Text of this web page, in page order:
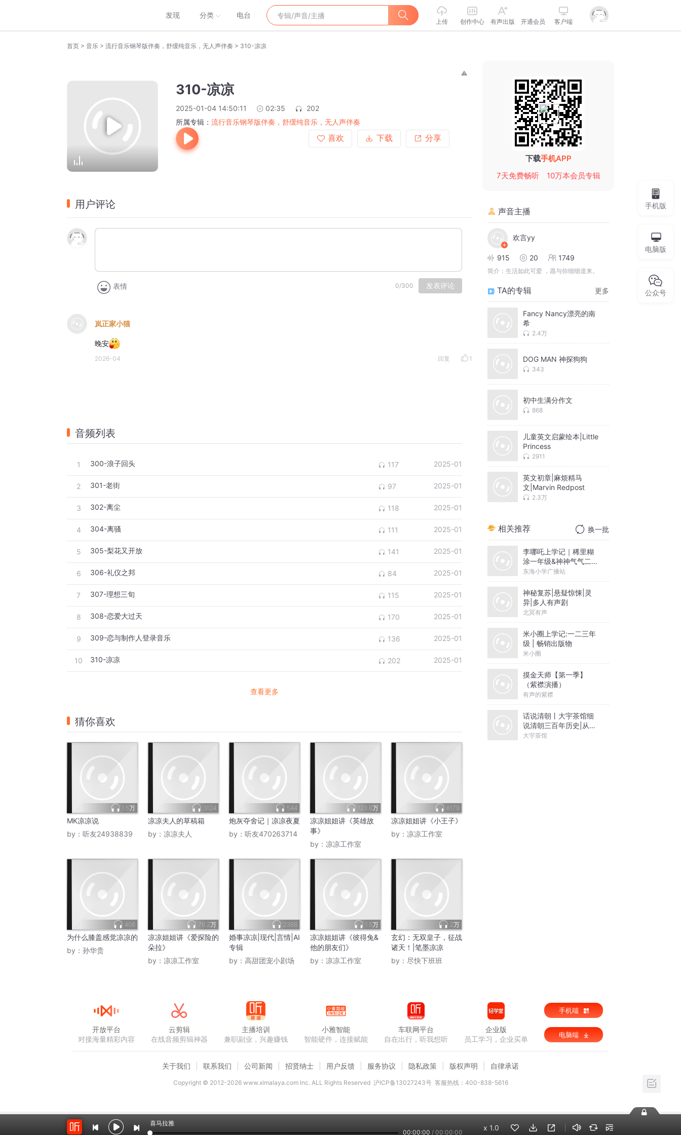
发现 分类 电台
上传 创作中心 有声出版 开通会员 客户端
首页 > 音乐 > 流行音乐钢琴版伴奏，舒缓纯音乐，无人声伴奏 > 310-凉凉
310-凉凉
2025-01-04 14:50:11 02:35
202
所属专辑： 流行音乐钢琴版伴奏，舒缓纯音乐，无人声伴奏
喜欢
下载 分享
用户评论
表情 0/300 发表评论
岚正家小猫
晚安
2026-04 回复 1
音频列表
1 300-浪子回头 117 2025-01
2 301-老街 97 2025-01
3 302-离尘 118 2025-01
4 304-离骚 111 2025-01
5 305-梨花又开放 141 2025-01
6 306-礼仪之邦 84 2025-01
7 307-理想三旬 115 2025-01
8 308-恋爱大过天 170 2025-01
9 309-恋与制作人登录音乐 136 2025-01
10 310-凉凉 202 2025-01
查看更多
猜你喜欢
1.5万
MK凉凉说
by： 听友24938839
3124
凉凉夫人的草稿箱
by： 凉凉夫人
544
炮灰夺舍记｜凉凉夜夏
by： 听友470263714
123.8万
凉凉姐姐讲《英雄故
事》
by： 凉凉工作室
8179
凉凉姐姐讲《小王子》
by： 凉凉工作室
406
为什么膝盖感觉凉凉的
by： 孙华贵
76.2万
凉凉姐姐讲《爱探险的
朵拉》
by： 凉凉工作室
2388
婚事凉凉|现代|言情|AI
专辑
by： 高甜团宠小剧场
1.5万
凉凉姐姐讲《彼得兔&
他的朋友们》
by： 凉凉工作室
2万
玄幻：无双皇子，征战
诸天！|笔墨凉凉
by： 尽快下班班
下载手机APP
7天免费畅听
10万本会员专辑
声音主播
欢言yy
915 20 1749
简介： 生活如此可爱 ，愿与你细细道来。
TA的专辑 更多
Fancy Nancy漂亮的南
希
2.4万
DOG MAN 神探狗狗
343
初中生满分作文
868
儿童英文启蒙绘本|Little
Princess
2911
英文初章|麻烦精马
文|Marvin Redpost
2.3万
相关推荐 换一批
李哪吒上学记｜稀里糊
涂一年级&神神气气二年
级
东海小学广播站
神秘复苏|悬疑惊悚|灵
异|多人有声剧
北冥有声
米小圈上学记:一二三年
级 | 畅销出版物
米小圈
摸金天师【第一季】
（紫襟演播）
有声的紫襟
话说清朝丨大宇茶馆细
说清朝三百年历史|从努
尔哈赤到末代皇帝溥仪|
大宇茶馆
手机版
电脑版
公众号
喜马拉雅
00:00:00 / 00:00:00
x 1.0
开放平台
对接海量精彩内容
云剪辑
在线音频剪辑神器
主播培训
兼职副业，兴趣赚钱
小雅智能
智能硬件，连接赋能
车联网平台
自在出行，听我想听
企业版
员工学习，企业买单
手机端
电脑端
关于我们 联系我们 公司新闻 招贤纳士 用户反馈 服务协议 隐私政策 版权声明 自律承诺
Copyright © 2012-2026www.ximalaya.com lnc. ALL Rights Reserved 沪ICP备13027243号 客服热线：400-838-5616